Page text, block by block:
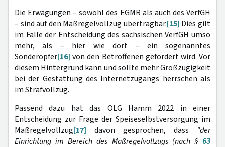
Die Erwägungen – sowohl des EGMR als auch des VerfGH
– sind auf den Maßregelvollzug übertragbar.[15] Dies gilt
im Falle der Entscheidung des sächsischen VerfGH umso
mehr, als – hier wie dort – ein sogenanntes
Sonderopfer[16] von den Betroffenen gefordert wird. Vor
diesem Hintergrund kann und sollte mehr Großzügigkeit
bei der Gestattung des Internetzugangs herrschen als
im Strafvollzug.
Passend dazu hat das OLG Hamm 2022 in einer
Entscheidung zur Frage der Speiseselbstversorgung im
Maßregelvollzug[17] davon gesprochen, dass "der
Einrichtung im Bereich des Maßregelvollzugs (nach § 63